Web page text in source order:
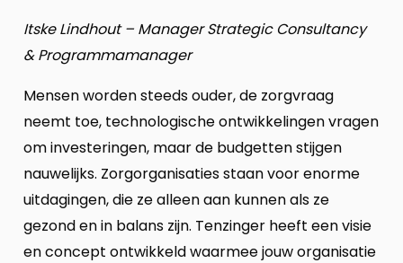
Itske Lindhout – Manager Strategic Consultancy
& Programmamanager
Mensen worden steeds ouder, de zorgvraag
neemt toe, technologische ontwikkelingen vragen
om investeringen, maar de budgetten stijgen
nauwelijks. Zorgorganisaties staan voor enorme
uitdagingen, die ze alleen aan kunnen als ze
gezond en in balans zijn. Tenzinger heeft een visie
en concept ontwikkeld waarmee jouw organisatie